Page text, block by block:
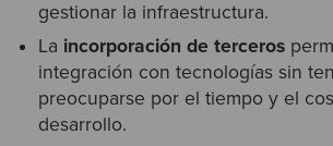
gestionar la infraestructura.
La incorporación de terceros
integración con tecnologías sin
preocuparse por el tiempo y el
desarrollo.